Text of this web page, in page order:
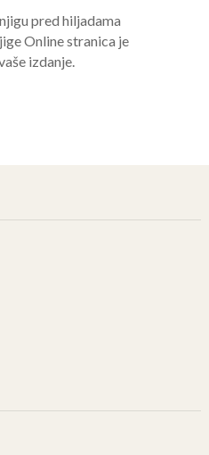
pred hiljadama
Online stranica je
izdanje.